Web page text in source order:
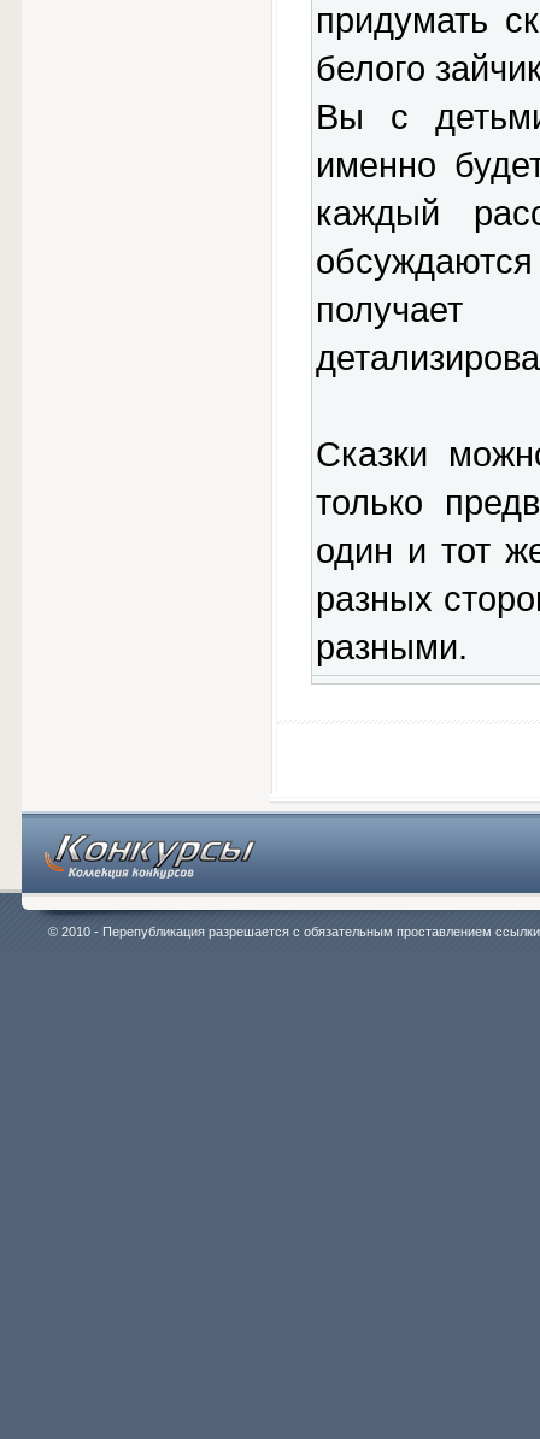
придумать
белого
Вы с
именно
каждый
получает
Сказки
только
один и тот
разных
разными.
© 2010 - Перепубликация разрешается с обязательным проставлением